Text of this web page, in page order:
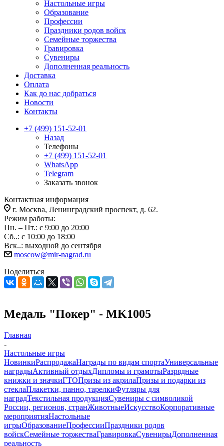
Настольные игры
Образование
Профессии
Праздники родов войск
Семейные торжества
Гравировка
Сувениры
Дополненная реальность
Доставка
Оплата
Как до нас добраться
Новости
Контакты
+7 (499) 151-52-01
Назад
Телефоны
+7 (499) 151-52-01
WhatsApp
Telegram
Заказать звонок
Контактная информация
г. Москва, Ленинградский проспект, д. 62.
Режим работы:
Пн. – Пт.: с 9:00 до 20:00
Сб..: с 10:00 до 18:00
Вск..: выходной до сентября
moscow@mir-nagrad.ru
Поделиться
Медаль "Покер" - MK1005
Главная
-
Настольные игры
НовинкиРаспродажаНаграды по видам спортаУниверсальные
наградыАктивный отдыхДипломы и грамотыРазрядные
книжки и значкиГТОПризы из акрилаПризы и подарки из
стеклаПлакетки, панно, тарелкиФутляры для
наградТекстильная продукцияСувениры с символикой
России, регионов, странЖивотныеИскусствоКорпоративные
мероприятияНастольные
игрыОбразованиеПрофессииПраздники родов
войскСемейные торжестваГравировкаСувенирыДополненная
реальность